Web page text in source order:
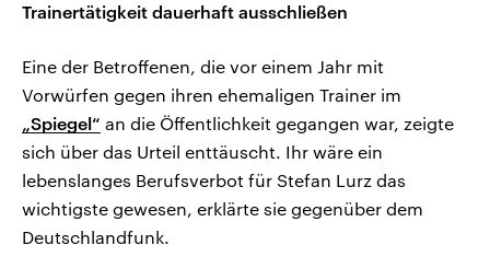
Trainertätigkeit dauerhaft ausschließen
Eine der Betroffenen, die vor einem Jahr mit
Vorwürfen gegen ihren ehemaligen Trainer im
„Spiegel“ an die Öffentlichkeit gegangen war, zeigte
sich über das Urteil enttäuscht. Ihr wäre ein
lebenslanges Berufsverbot für Stefan Lurz das
wichtigste gewesen, erklärte sie gegenüber dem
Deutschlandfunk.